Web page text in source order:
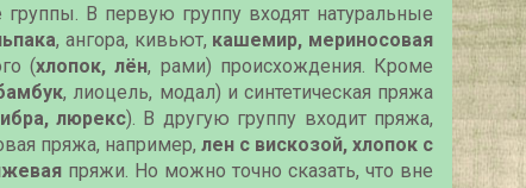
В первую группу входят натуральные
, ангора, кивьют, кашемир, мериносовая
(хлопок, лён, рами) происхождения. Кроме
, лиоцель, модал) и синтетическая пряжа
люрекс). В другую группу входит пряжа,
пряжа, например, лен с вискозой, хлопок с
пряжи. Но можно точно сказать, что вне